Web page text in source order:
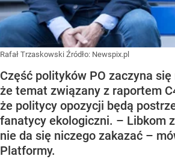
Rafał Trzaskowski Źródło: Newspix.pl
Część polityków PO zaczyna
że temat związany z raportem
że politycy opozycji będą
fanatycy ekologiczni. – Libkom
nie da się niczego zakazać –
Platformy.